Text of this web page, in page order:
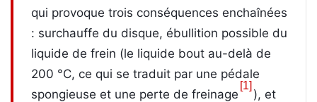
qui provoque trois conséquences enchaînées
: surchauffe du disque, ébullition possible du
liquide de frein (le liquide bout au-delà de
200 °C, ce qui se traduit par une pédale
spongieuse et une perte de freinage
[1]
), et